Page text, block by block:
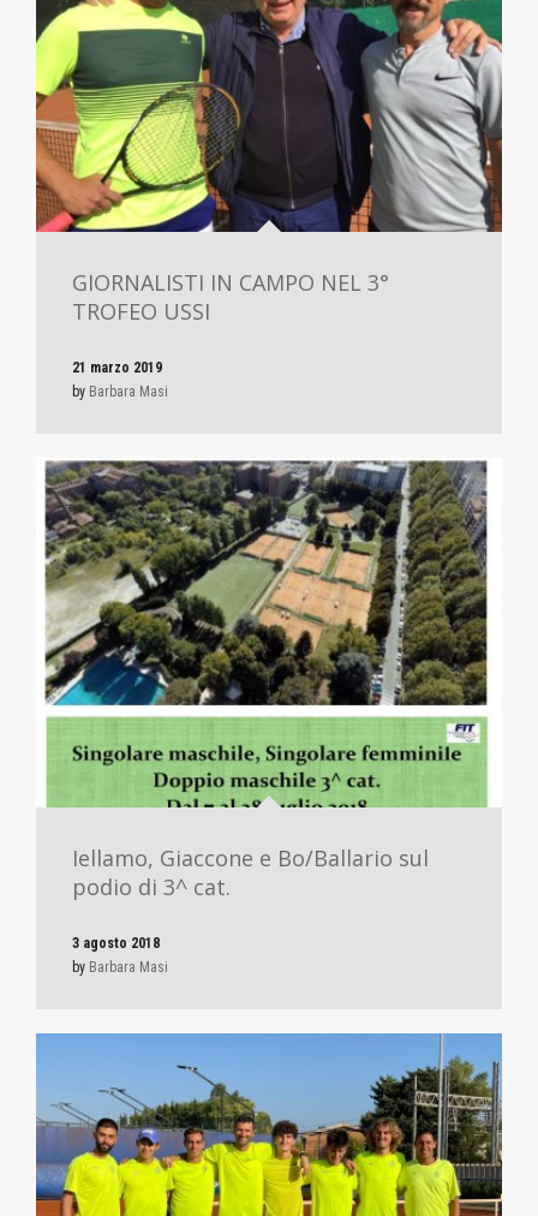
GIORNALISTI IN CAMPO NEL 3°
TROFEO USSI
21 marzo 2019
by Barbara Masi
Iellamo, Giaccone e Bo/Ballario sul
podio di 3^ cat.
3 agosto 2018
by Barbara Masi